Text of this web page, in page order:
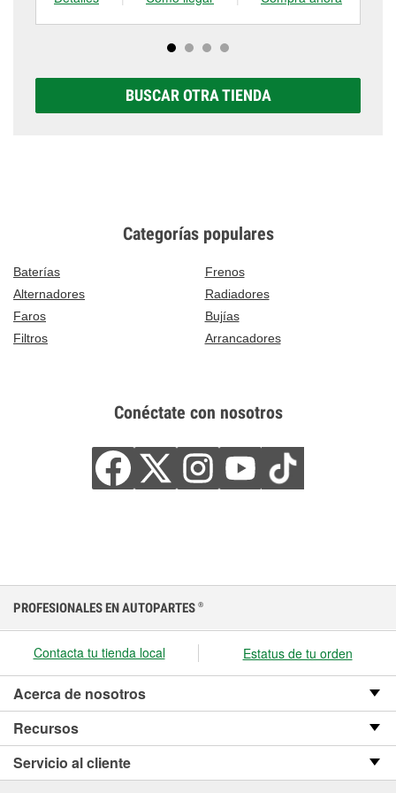
BUSCAR OTRA TIENDA
Categorías populares
Baterías
Frenos
Alternadores
Radiadores
Faros
Bujías
Filtros
Arrancadores
Conéctate con nosotros
PROFESIONALES EN AUTOPARTES ®
Contacta tu tienda local Estatus de tu orden
Acerca de nosotros
Recursos
Servicio al cliente